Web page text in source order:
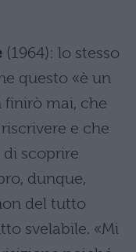
(1964): lo stesso
questo «è un
mai, che
e che
scoprire
dunque,
del tutto
svelabile. «Mi